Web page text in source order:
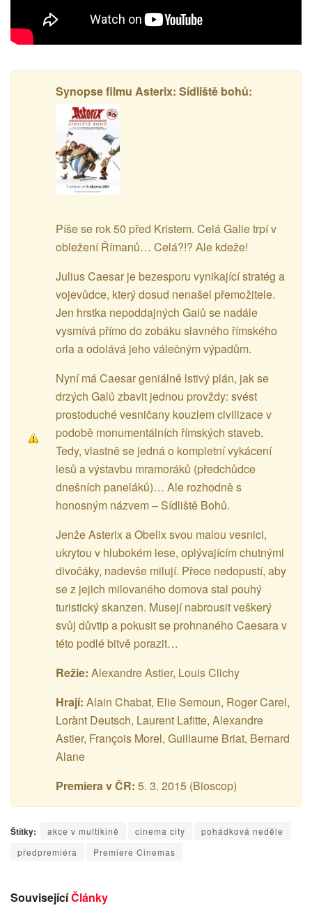
Synopse filmu Asterix: Sídliště bohů:
Píše se rok 50 před Kristem. Celá Galie trpí v
obležení Římanů… Celá?!? Ale kdeže!
Julius Caesar je bezesporu vynikající stratég a
vojevůdce, který dosud nenašel přemožitele.
Jen hrstka nepoddajných Galů se nadále
vysmívá přímo do zobáku slavného římského
orla a odolává jeho válečným výpadům.
Nyní má Caesar geniálně lstivý plán, jak se
drzých Galů zbavit jednou provždy: svést
prostoduché vesničany kouzlem civilizace v
podobě monumentálních římských staveb.
Tedy, vlastně se jedná o kompletní vykácení
lesů a výstavbu mramoráků (předchůdce
dnešních paneláků)… Ale rozhodně s
honosným názvem – Sídliště Bohů.
Jenže Asterix a Obelix svou malou vesnici,
ukrytou v hlubokém lese, oplývajícím chutnými
divočáky, nadevše milují. Přece nedopustí, aby
se z jejich milovaného domova stal pouhý
turistický skanzen. Musejí nabrousit veškerý
svůj důvtip a pokusit se prohnaného Caesara v
této podlé bitvě porazit…
Režie: Alexandre Astier, Louis Clichy
Hrají: Alain Chabat, Elie Semoun, Roger Carel,
Lorànt Deutsch, Laurent Lafitte, Alexandre
Astier, François Morel, Guillaume Briat, Bernard
Alane
Premiera v ČR: 5. 3. 2015 (Bioscop)
Štítky: akce v multikině cinema city
pohádková neděle
předpremiéra
Premiere Cinemas
SouvisejícíČlánky